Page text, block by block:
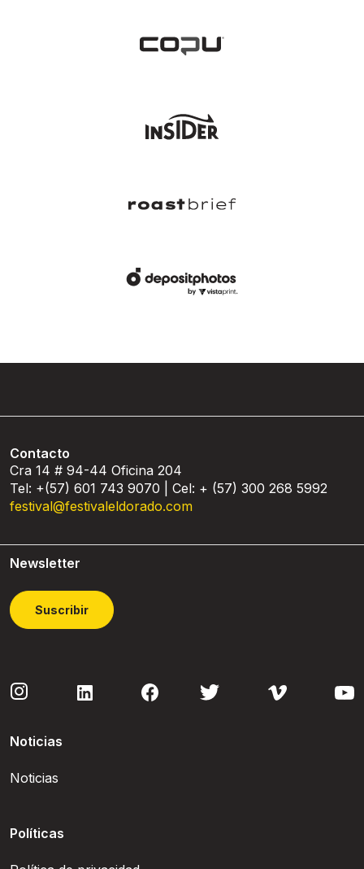
Contacto
Cra 14 # 94-44 Oficina 204
Tel: +(57) 601 743 9070 | Cel: + (57) 300 268 5992
festival@festivaleldorado.com
Newsletter
Suscribir
Noticias
Noticias
Políticas